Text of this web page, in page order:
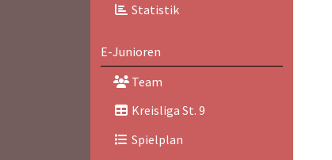
Statistik
E-Junioren
Team
Kreisliga St. 9
Spielplan